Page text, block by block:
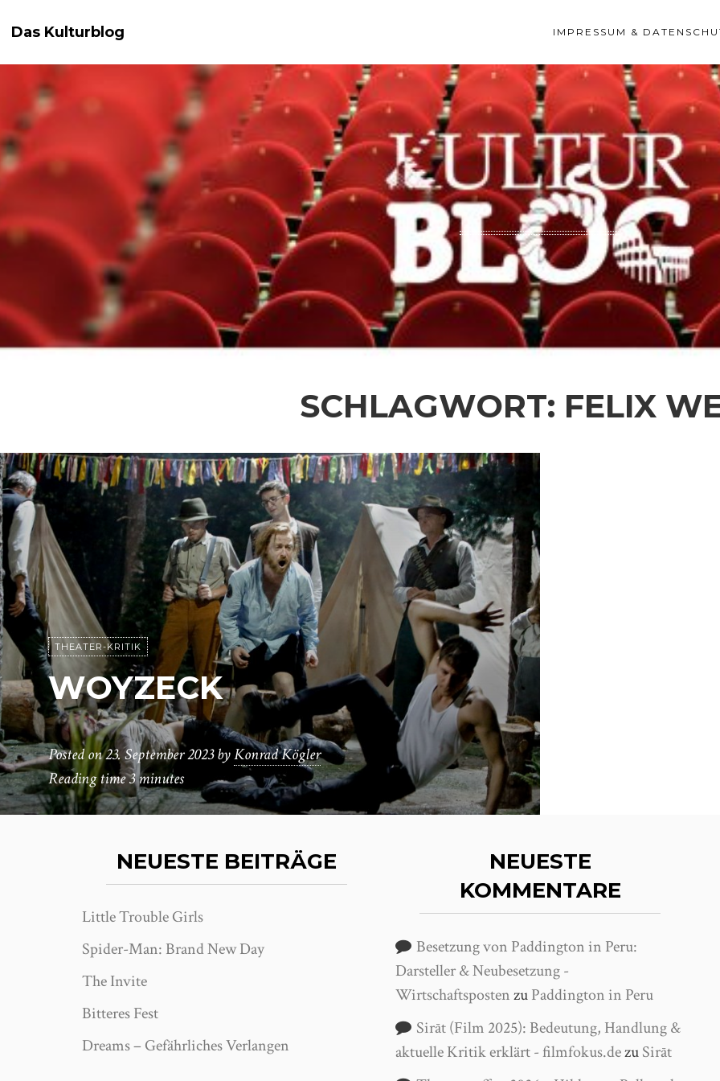
Das Kulturblog IMPRESSUM &
SCHLAGWORT: FELIX
THEATER-KRITIK
WOYZECK
Posted on23. September 2023byKonrad Kögler
Reading time3 minutes
NEUESTE BEITRÄGE
Little Trouble Girls
Spider-Man: Brand New Day
The Invite
Bitteres Fest
Dreams – Gefährliches Verlangen
NEUESTE
KOMMENTARE
Besetzung von Paddington in Peru:
Darsteller & Neubesetzung -
WirtschaftspostenzuPaddington in Peru
Sirāt (Film 2025): Bedeutung, Handlung &
aktuelle Kritik erklärt - filmfokus.dezuSirāt